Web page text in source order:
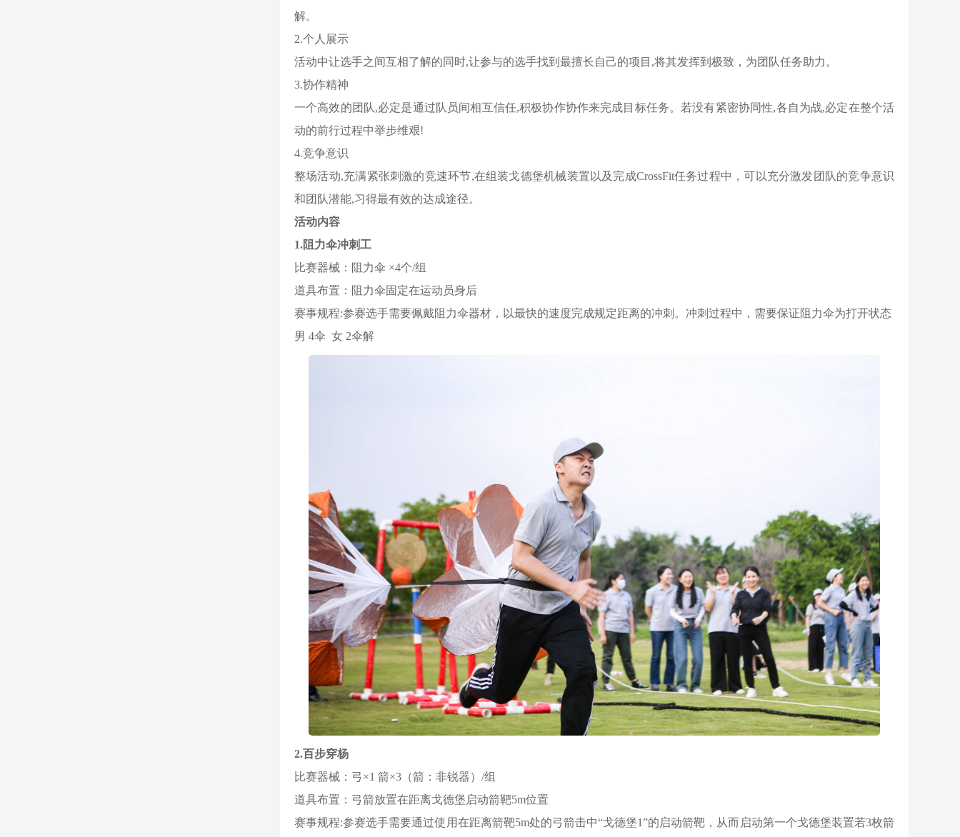
解。
2.个人展示
活动中让选手之间互相了解的同时,让参与的选手找到最擅长自己的项目,将其发挥到极致，为团队任务助力。
3.协作精神
一个高效的团队,必定是通过队员间相互信任,积极协作协作来完成目标任务。若没有紧密协同性,各自为战,必定在整个活
动的前行过程中举步维艰!
4.竞争意识
整场活动,充满紧张刺激的竞速环节,在组装戈德堡机械装置以及完成CrossFit任务过程中，可以充分激发团队的竞争意识
和团队潜能,习得最有效的达成途径。
活动内容
1.阻力伞冲刺工
比赛器械：阻力伞 ×4个/组
道具布置：阻力伞固定在运动员身后
赛事规程:参赛选手需要佩戴阻力伞器材，以最快的速度完成规定距离的冲刺。冲刺过程中，需要保证阻力伞为打开状态
男 4伞 女 2伞解
2.百步穿杨
比赛器械：弓×1 箭×3（箭：非锐器）/组
道具布置：弓箭放置在距离戈德堡启动箭靶5m位置
赛事规程:参赛选手需要通过使用在距离箭靶5m处的弓箭击中“戈德堡1”的启动箭靶，从而启动第一个戈德堡装置若3枚箭